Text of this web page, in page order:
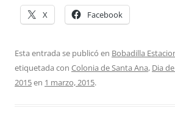
X Facebook
Esta entrada se publicó en Bobadilla
etiquetada con Colonia de Santa Ana, Dia
2015en 1 marzo, 2015.